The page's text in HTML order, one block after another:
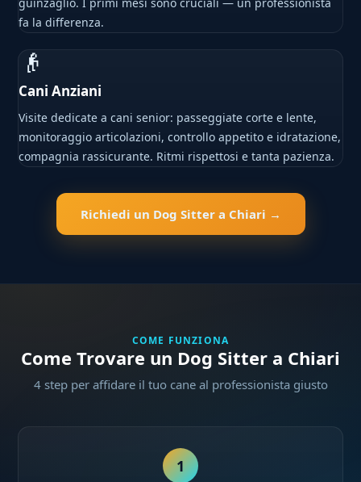
fa la differenza.
👴
Cani Anziani
Visite dedicate a cani senior: passeggiate corte e lente,
monitoraggio articolazioni, controllo appetito e idratazione,
compagnia rassicurante. Ritmi rispettosi e tanta pazienza.
Richiedi un Dog Sitter a Chiari →
COME FUNZIONA
Come Trovare un Dog Sitter a Chiari
4 step per affidare il tuo cane al professionista giusto
1